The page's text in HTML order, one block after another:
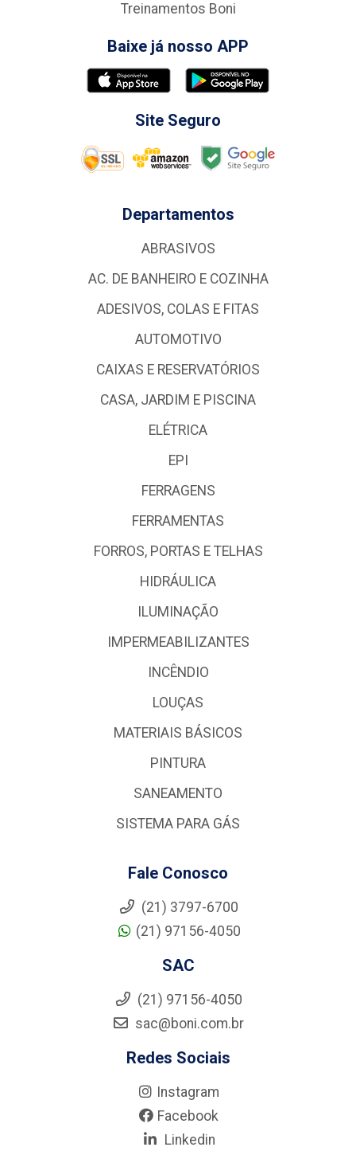
Treinamentos Boni
Baixe já nosso APP
Site Seguro
Departamentos
ABRASIVOS
AC. DE BANHEIRO E COZINHA
ADESIVOS, COLAS E FITAS
AUTOMOTIVO
CAIXAS E RESERVATÓRIOS
CASA, JARDIM E PISCINA
ELÉTRICA
EPI
FERRAGENS
FERRAMENTAS
FORROS, PORTAS E TELHAS
HIDRÁULICA
ILUMINAÇÃO
IMPERMEABILIZANTES
INCÊNDIO
LOUÇAS
MATERIAIS BÁSICOS
PINTURA
SANEAMENTO
SISTEMA PARA GÁS
Fale Conosco
(21) 3797-6700
(21) 97156-4050
SAC
(21) 97156-4050
sac@boni.com.br
Redes Sociais
Instagram
Facebook
Linkedin